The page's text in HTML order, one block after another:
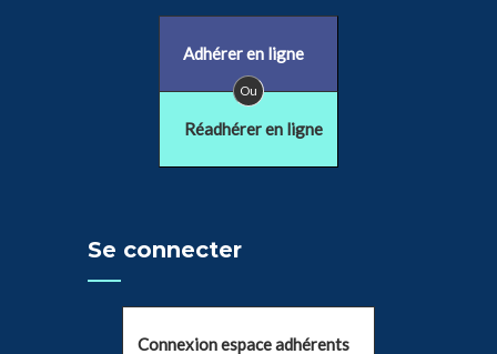
Adhérer en ligne
Ou
Réadhérer en ligne
Se connecter
Connexion espace adhérents